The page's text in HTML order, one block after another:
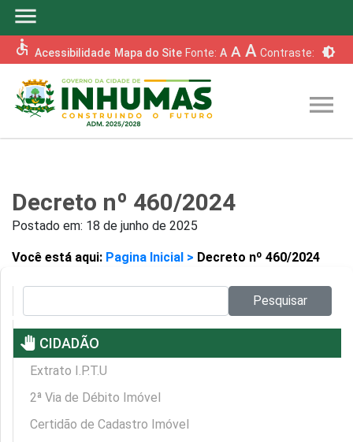
menu
accessible Acessibilidade Mapa do Site Fonte: A A A Contraste: brightness_6
menu
Decreto nº 460/2024
Postado em: 18 de junho de 2025
Você está aqui: Pagina Inicial > Decreto nº 460/2024
Pesquisar
pan_tool CIDADÃO
Extrato I.P.T.U
2ª Via de Débito Imóvel
Certidão de Cadastro Imóvel